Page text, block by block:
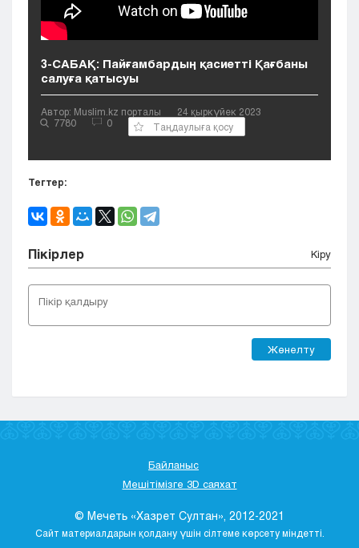
Шымкент
3-САБАҚ: Пайғамбардың қасиетті Қағбаны
салуға қатысуы
Автор: Muslim.kz порталы
24 қыркүйек 2023
7780
0 Таңдаулыға қосу
Тегтер:
Пікірлер Кіру
Жөнелту
Байланыс
Мешітімізге 3D саяхат
© Мечеть «Хазрет Султан», 2012-2021
Сайт материалдарын қолдану үшін сілтеме көрсету міндетті.